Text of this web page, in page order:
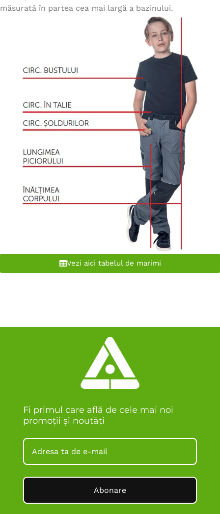
măsurată în partea cea mai largă a bazinului.
Vezi aici tabelul de marimi
Fi primul care află de cele mai noi
promoții și noutăți
Abonare